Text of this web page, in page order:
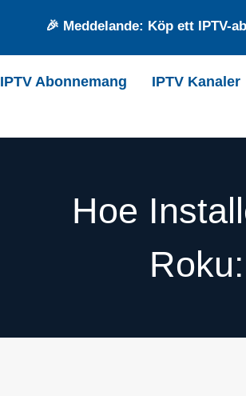
🎉 Meddelande: Köp ett IPTV-
IPTV Abonnemang IPTV Kanaler
Hoe